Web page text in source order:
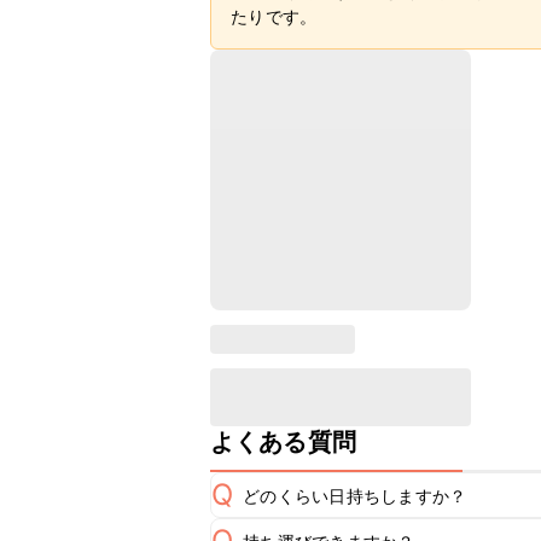
たりです。
よくある質問
Q どのくらい日持ちしますか？